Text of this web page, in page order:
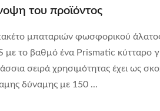
του προϊόντος
μπαταριών φωσφορικού
με το βαθμό ένα Prismatic
σειρά χρησιμότητας έχει ως
δύναμης με 150 ...